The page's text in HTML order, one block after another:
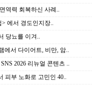
역력 회복하신 사례..
에서 경도인지장..
당뇨를 이겨..
에서 다이어트, 비만, 암..
2026 리뉴얼 콘텐츠 ..
피부 노화로 고민인 40..